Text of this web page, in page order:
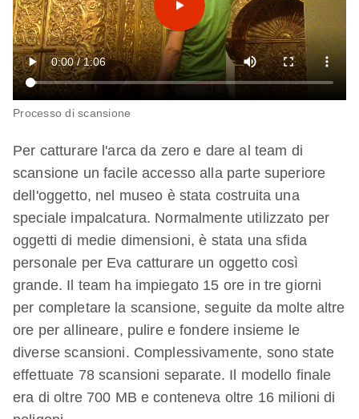
Processo di scansione
Per catturare l'arca da zero e dare al team di
scansione un facile accesso alla parte superiore
dell'oggetto, nel museo è stata costruita una
speciale impalcatura. Normalmente utilizzato per
oggetti di medie dimensioni, è stata una sfida
personale per Eva catturare un oggetto così
grande. Il team ha impiegato 15 ore in tre giorni
per completare la scansione, seguite da molte altre
ore per allineare, pulire e fondere insieme le
diverse scansioni. Complessivamente, sono state
effettuate 78 scansioni separate. Il modello finale
era di oltre 700 MB e conteneva oltre 16 milioni di